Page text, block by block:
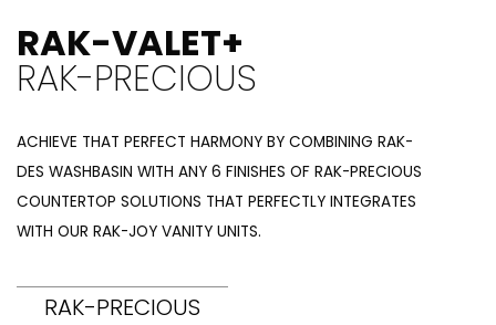
RAK-VALET+
RAK-PRECIOUS
ACHIEVE THAT PERFECT HARMONY BY COMBINING RAK-
DES WASHBASIN WITH ANY 6 FINISHES OF RAK-PRECIOUS
COUNTERTOP SOLUTIONS THAT PERFECTLY INTEGRATES
WITH OUR RAK-JOY VANITY UNITS.
RAK-PRECIOUS